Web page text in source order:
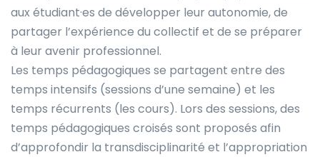
aux étudiant·es de développer leur autonomie, de
partager l’expérience du collectif et de se préparer
à leur avenir professionnel.
Les temps pédagogiques se partagent entre des
temps intensifs (sessions d’une semaine) et les
temps récurrents (les cours). Lors des sessions, des
temps pédagogiques croisés sont proposés afin
d’approfondir la transdisciplinarité et l’appropriation